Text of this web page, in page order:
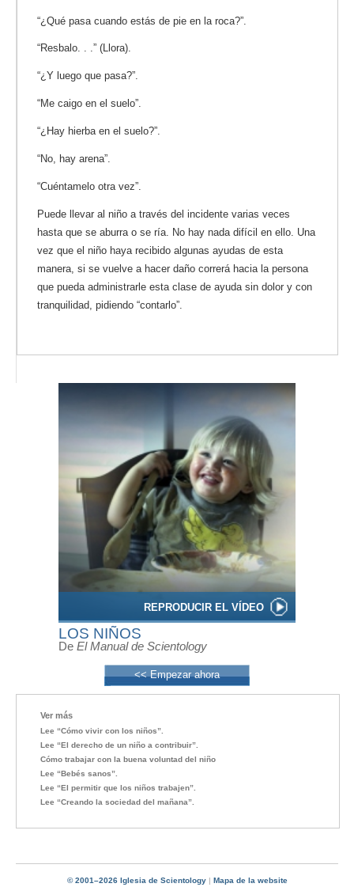
REPRODUCIR EL VÍDEO
LOS NIÑOS
De El Manual de Scientology
<< Empezar ahora
“¿Qué pasa cuando estás de pie en la roca?”.
“Resbalo. . .” (Llora).
“¿Y luego que pasa?”.
“Me caigo en el suelo”.
“¿Hay hierba en el suelo?”.
“No, hay arena”.
“Cuéntamelo otra vez”.
Puede llevar al niño a través del incidente varias veces
hasta que se aburra o se ría. No hay nada difícil en ello. Una
vez que el niño haya recibido algunas ayudas de esta
manera, si se vuelve a hacer daño correrá hacia la persona
que pueda administrarle esta clase de ayuda sin dolor y con
tranquilidad, pidiendo “contarlo”.
Ver más
Lee “Cómo vivir con los niños”.
Lee “El derecho de un niño a contribuir”.
Cómo trabajar con la buena voluntad del niño
Lee “Bebés sanos”.
Lee “El permitir que los niños trabajen”.
Lee “Creando la sociedad del mañana”.
© 2001–2026 Iglesia de Scientology| Mapa de la website